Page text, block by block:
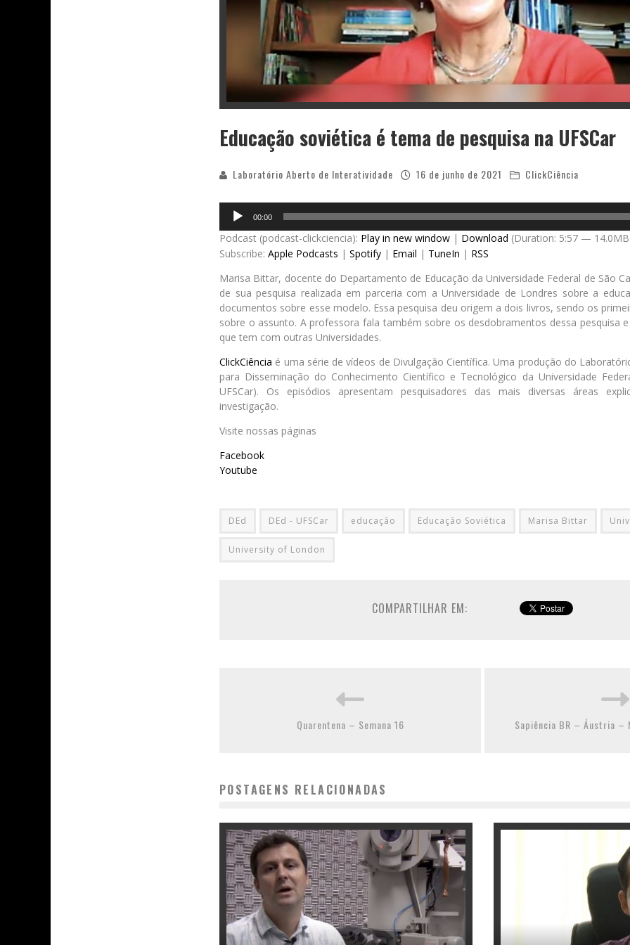
Educação soviética é tema de pesquisa na UFSCar
Laboratório Aberto de Interatividade 16 de junho de 2021 ClickCiência
Audio
Player
00:00
Podcast (podcast-clickciencia): Play in new window | Download (Duration: 5:57 —
Subscribe: Apple Podcasts | Spotify | Email | TuneIn | RSS
Marisa Bittar, docente do Departamento de Educação da Universidade Federal de São
de sua pesquisa realizada em parceria com a Universidade de Londres sobre a
documentos sobre esse modelo. Essa pesquisa deu origem a dois livros, sendo os
sobre o assunto. A professora fala também sobre os desdobramentos dessa pesquisa
que tem com outras Universidades.
ClickCiência é uma série de vídeos de Divulgação Científica. Uma produção do
para Disseminação do Conhecimento Científico e Tecnológico da Universidade
UFSCar). Os episódios apresentam pesquisadores das mais diversas áreas
investigação.
Visite nossas páginas
Facebook
Youtube
DEd DEd - UFSCar educação Educação Soviética Marisa Bittar
University of London
COMPARTILHAR EM:
Quarentena – Semana 16 Sapiência BR – Áustria –
POSTAGENS RELACIONADAS